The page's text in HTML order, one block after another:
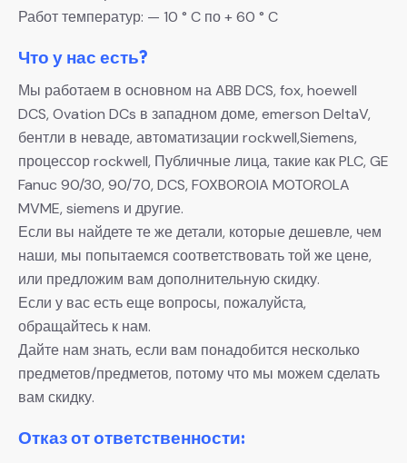
Работ температур: — 10 ° C по + 60 ° C
Что у нас есть?
Мы работаем в основном на ABB DCS, fox, hoewell
DCS, Ovation DCs в западном доме, emerson DeltaV,
бентли в неваде, автоматизации rockwell,Siemens,
процессор rockwell, Публичные лица, такие как PLC, GE
Fanuc 90/30, 90/70, DCS, FOXBOROIA MOTOROLA
MVME, siemens и другие.
Если вы найдете те же детали, которые дешевле, чем
наши, мы попытаемся соответствовать той же цене,
или предложим вам дополнительную скидку.
Если у вас есть еще вопросы, пожалуйста,
обращайтесь к нам.
Дайте нам знать, если вам понадобится несколько
предметов/предметов, потому что мы можем сделать
вам скидку.
Отказ от ответственности: